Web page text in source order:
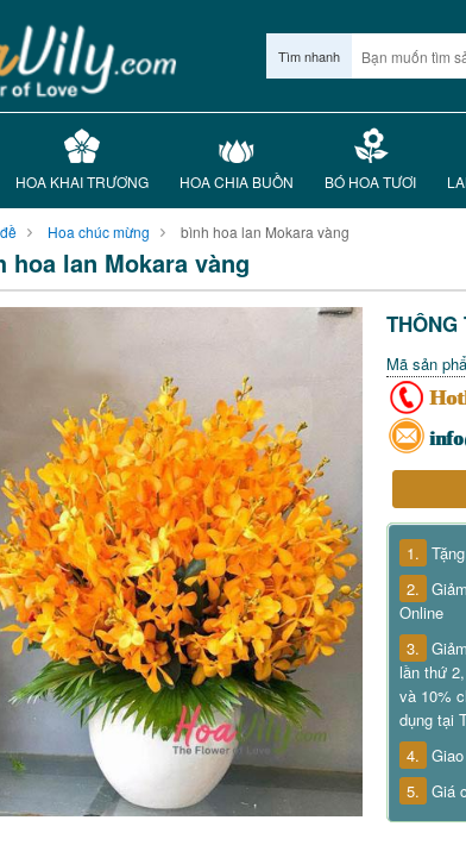
Tìm nhanh
HOA KHAI TRƯƠNG HOA CHIA BUỒN BÓ HOA TƯƠI
Hoa chúc mừng bình hoa lan Mokara vàng
hoa lan Mokara vàng
THÔNG
Mã sản
1.
2.
Online
3.
lần thứ
và 10%
dụng tại
4.
5. Giá